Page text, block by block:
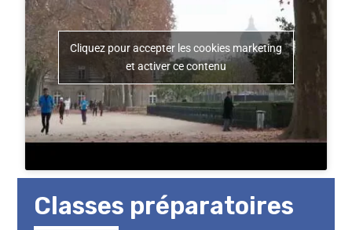
Cliquez pour accepter les cookies marketing
et activer ce contenu
Classes préparatoires